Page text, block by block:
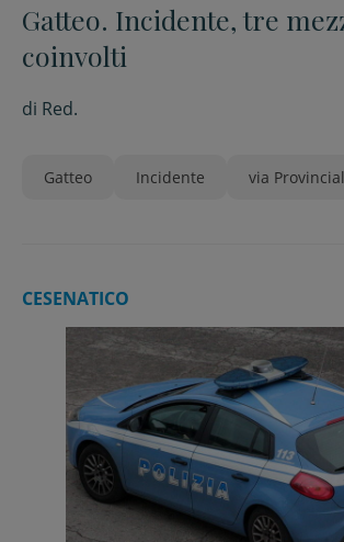
Gatteo. Incidente, tre
coinvolti
di Red.
Gatteo Incidente via
CESENATICO